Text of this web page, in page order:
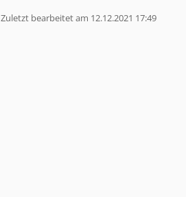
Zuletzt bearbeitet am 12.12.2021 17:49